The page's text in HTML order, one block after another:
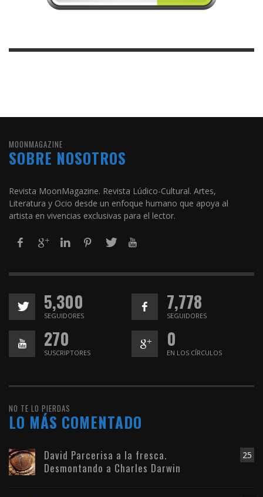
MOONMAGAZINE
SOBRE NOSOTROS
Revista MoonMagazine. Revista Lúdico-Cultural. Artes,
Literatura y Ocio desde un enfoque humano que apoya al
artista en vivencias exclusivas para el lector.
5,300
SEGUIDORES
7,778
SEGUIDORES
270
SUSCRIPTORES
0
EN LOS CÍRCULOS
NO TE LO PIERDAS
LO MÁS COMENTADO
25
David Parcerisa a la fresca.
Desmontando a Charles Darwin